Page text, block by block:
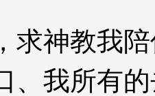
求神教我
、我所有